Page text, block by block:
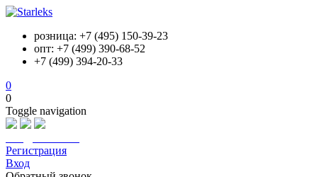
розница: +7 (495) 150-39-23
опт: +7 (499) 390-68-52
+7 (499) 394-20-33
0
0
Toggle navigation
Регистрация
Вход